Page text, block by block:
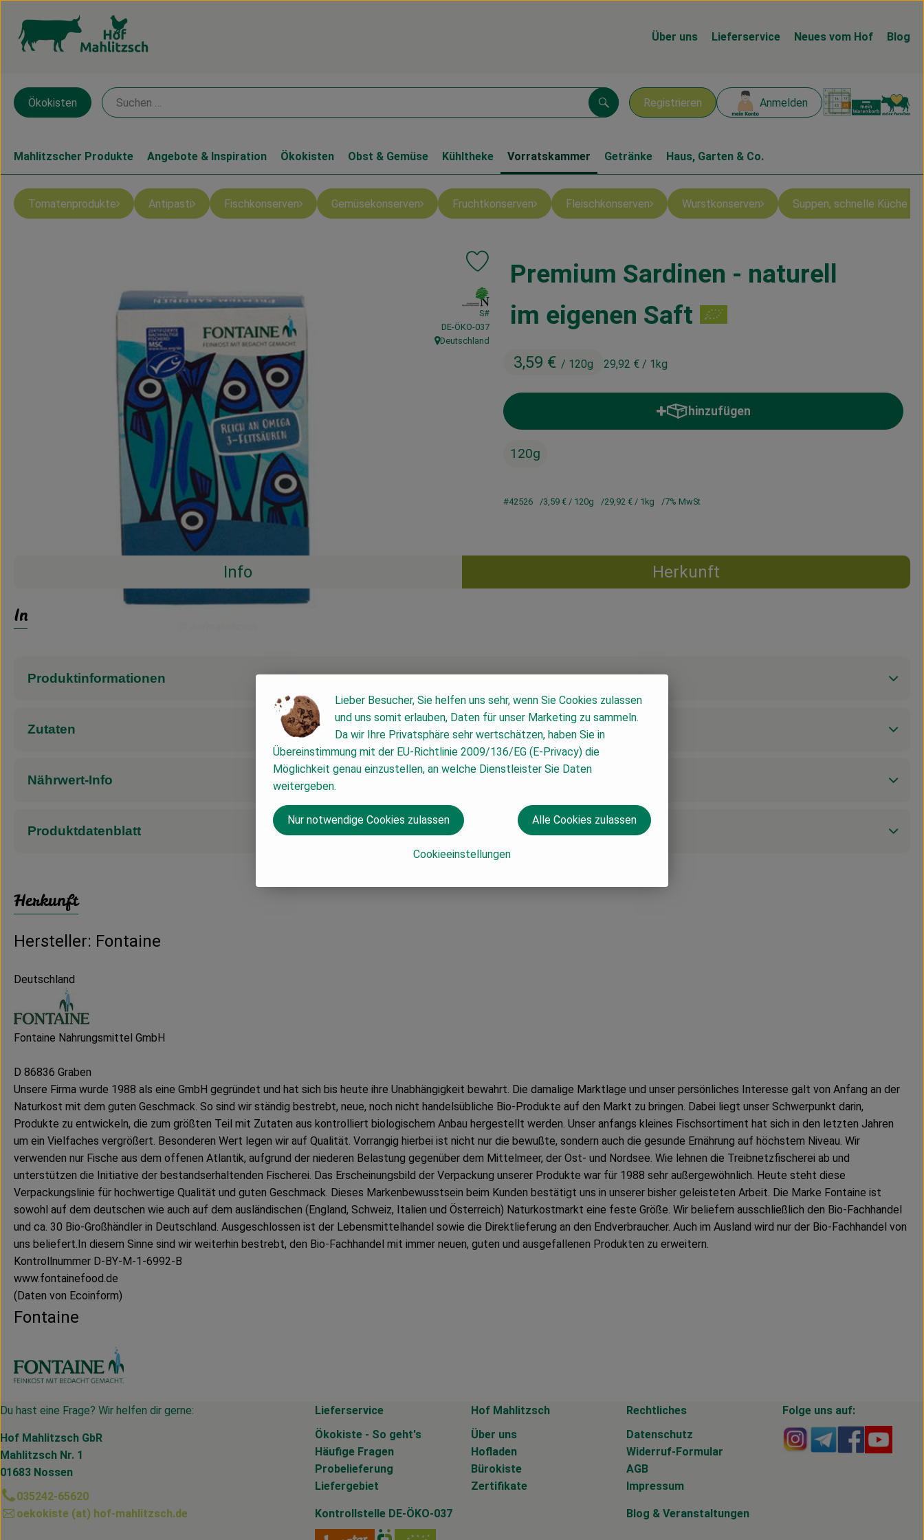
Über uns Lieferservice Neues vom Hof Blog
Registrieren Anmelden
Suchen
Ökokisten
Mahlitzscher Produkte Angebote & Inspiration Ökokisten Obst & Gemüse Kühltheke Vorratskammer Getränke Haus, Garten & Co.
Tomatenprodukte Antipasti Fischkonserven Gemüsekonserven Fruchtkonserven Fleischkonserven Wurstkonserven Suppen, schnelle Küche &
Premium Sardinen - naturell
im eigenen Saft
3,59 € / 120g 29,92 € / 1kg
Produkt zu Favouriten hinzufügen
, Verband:
S#
, Kontrollstelle:
DE-ÖKO-037
, Herkunft:
Deutschland
hinzufügen
Produkt zum Warenkorb hinzufügen
120g
#42526 3,59 € / 120g 29,92 € / 1kg 7% MwSt
Info Herkunft
Info
Produktinformationen
Zutaten
Nährwert-Info
Produktdatenblatt
Herkunft
Hersteller: Fontaine
Deutschland
Fontaine Nahrungsmittel GmbH
D 86836 Graben
Unsere Firma wurde 1988 als eine GmbH gegründet und hat sich bis heute ihre Unabhängigkeit bewahrt. Die damalige Marktlage und unser persönliches Interesse galt von Anfang an der
Naturkost mit dem guten Geschmack. So sind wir ständig bestrebt, neue, noch nicht handelsübliche Bio-Produkte auf den Markt zu bringen. Dabei liegt unser Schwerpunkt darin,
Produkte zu entwickeln, die zum größten Teil mit Zutaten aus kontrolliert biologischem Anbau hergestellt werden. Unser anfangs kleines Fischsortiment hat sich in den letzten Jahren
um ein Vielfaches vergrößert. Besonderen Wert legen wir auf Qualität. Vorrangig hierbei ist nicht nur die bewußte, sondern auch die gesunde Ernährung auf höchstem Niveau. Wir
verwenden nur Fische aus dem offenen Atlantik, aufgrund der niederen Belastung gegenüber dem Mittelmeer, der Ost- und Nordsee. Wie lehnen die Treibnetzfischerei ab und
unterstützen die Initiative der bestandserhaltenden Fischerei. Das Erscheinungsbild der Verpackung unserer Produkte war für 1988 sehr außergewöhnlich. Heute steht diese
Verpackungslinie für hochwertige Qualität und guten Geschmack. Dieses Markenbewusstsein beim Kunden bestätigt uns in unserer bisher geleisteten Arbeit. Die Marke Fontaine ist
sowohl auf dem deutschen wie auch auf dem ausländischen (England, Schweiz, Italien und Österreich) Naturkostmarkt eine feste Größe. Wir beliefern ausschließlich den Bio-Fachhandel
und ca. 30 Bio-Großhändler in Deutschland. Ausgeschlossen ist der Lebensmittelhandel sowie die Direktlieferung an den Endverbraucher. Auch im Ausland wird nur der Bio-Fachhandel von
uns beliefert.In diesem Sinne sind wir weiterhin bestrebt, den Bio-Fachhandel mit immer neuen, guten und ausgefallenen Produkten zu erweitern.
Kontrollnummer D-BY-M-1-6992-B
www.fontainefood.de
(Daten von Ecoinform)
Fontaine
Du hast eine Frage? Wir helfen dir gerne:
Hof Mahlitzsch GbR
Mahlitzsch Nr. 1
01683 Nossen
035242-65620
oekokiste (at) hof-mahlitzsch.de
Lieferservice
Ökokiste - So geht's
Häufige Fragen
Probelieferung
Liefergebiet
Hof Mahlitzsch
Über uns
Hofladen
Bürokiste
Zertifikate
Rechtliches
Datenschutz
Widerruf-Formular
AGB
Impressum
Folge uns auf:
Externer Link zu
Externer Link
Externer
Kontrollstelle DE-ÖKO-037 Blog & Veranstaltungen
Lieber Besucher, Sie helfen uns sehr, wenn Sie Cookies zulassen
und uns somit erlauben, Daten für unser Marketing zu sammeln.
Da wir Ihre Privatsphäre sehr wertschätzen, haben Sie in
Übereinstimmung mit der EU-Richtlinie 2009/136/EG (E-Privacy) die
Möglichkeit genau einzustellen, an welche Dienstleister Sie Daten
weitergeben.
Cookieeinstellungen
Nur notwendige Cookies zulassen Alle Cookies zulassen